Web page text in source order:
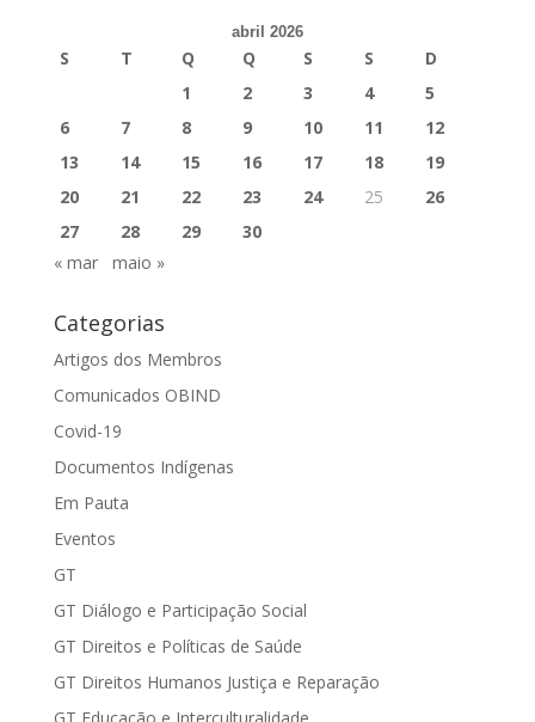
abril 2026
S T Q Q S S
D
1
2 3 4
5
6
7 8 9 10 11
12
13
14 15 16 17 18
19
20
21 22 23 24 25
26
27
28 29
30
« mar
maio »
Categorias
Artigos dos Membros
Comunicados OBIND
Covid-19
Documentos Indígenas
Em Pauta
Eventos
GT
GT Diálogo e Participação Social
GT Direitos e Políticas de Saúde
GT Direitos Humanos Justiça e Reparação